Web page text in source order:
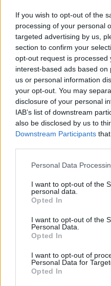
If you wish to opt-out of the
processing of your personal
targeted advertising by us,
section to confirm your
opt-out request is processed
interest-based ads based
us or personal information
your opt-out. You may
disclosure of your personal
IAB’s list of downstream
also be disclosed by us to
Downstream Participants
Please note that this
not limited to your visit or
grant or deny consent to
use your data for below
consent section.
Personal Data
I want to opt-out of the
personal data.
Opted In
I want to opt-out of the
Personal Data.
Opted In
I want to opt-out of
Personal Data for
Opted In
az új kormányt január
alig lesz
Természetesen bármi
alapján a
katalán köztársaság
lépése történik meg,
megalapításának
valószínű, hogy az
önálló nemzeti bank
további diplomáciai
Ajánlott bejegyzések: